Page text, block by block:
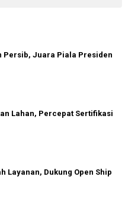
Persib, Juara Piala Presiden
Lahan, Percepat Sertifikasi
Layanan, Dukung Open Ship